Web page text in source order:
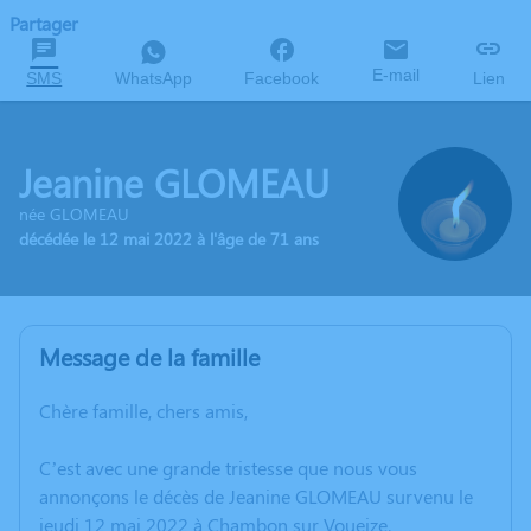
Partager
SMS WhatsApp Facebook E-mail Lien
Jeanine GLOMEAU
née GLOMEAU
décédée le 12 mai 2022 à l'âge de 71 ans
Message de la famille
Chère famille, chers amis,
C’est avec une grande tristesse que nous vous
annonçons le décès de Jeanine GLOMEAU survenu le
jeudi 12 mai 2022 à Chambon sur Voueize.